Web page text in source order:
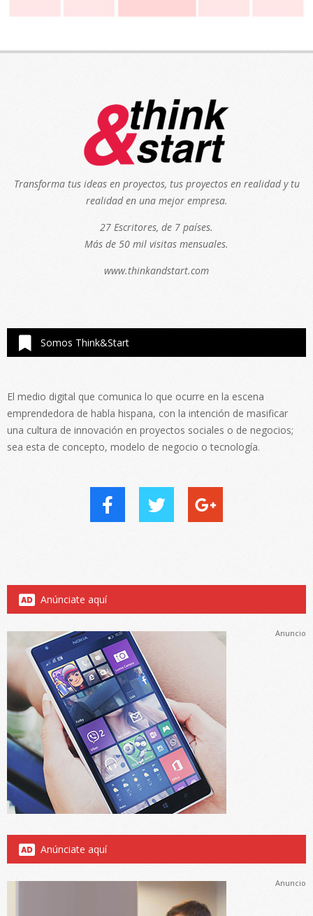
Transforma tus ideas en proyectos, tus proyectos en realidad y tu
realidad en una mejor empresa.
27 Escritores, de 7 países.
Más de 50 mil visitas mensuales.
www.thinkandstart.com
Somos Think&Start
El medio digital que comunica lo que ocurre en la escena
emprendedora de habla hispana, con la intención de masificar
una cultura de innovación en proyectos sociales o de negocios;
sea esta de concepto, modelo de negocio o tecnología.
Anúnciate aquí
Anuncio
Anúnciate aquí
Anuncio